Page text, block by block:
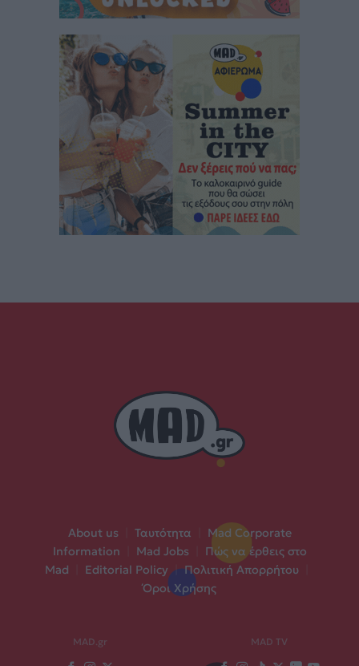
About us Ταυτότητα
Mad Corporate
Information
Mad Jobs
Πώς να έρθεις στο
Mad
Editorial Policy | Πολιτική Απορρήτου
Όροι Χρήσης
MAD.gr MAD TV